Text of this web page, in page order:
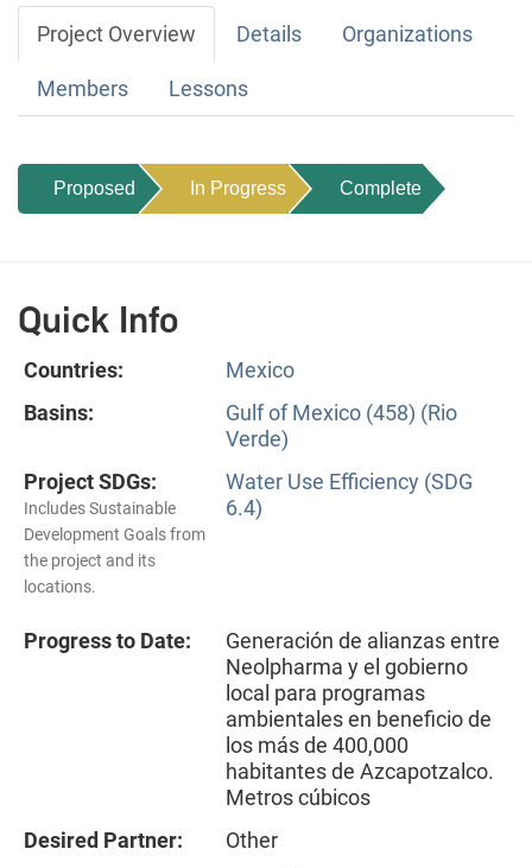
Project Overview Details Organizations
Members Lessons
Proposed In Progress Complete
Quick Info
Countries:
Mexico
Basins:
Gulf of Mexico (458) (Rio
Verde)
Project SDGs:
Includes Sustainable
Development Goals from
the project and its
locations.
Water Use Efficiency (SDG
6.4)
Progress to Date:
Generación de alianzas entre
Neolpharma y el gobierno
local para programas
ambientales en beneficio de
los más de 400,000
habitantes de Azcapotzalco.
Metros cúbicos
Desired Partner:
Other